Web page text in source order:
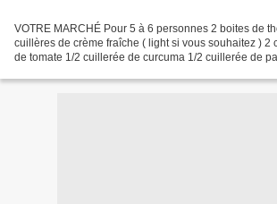
VOTRE MARCHÉ Pour 5 à 6 personnes 2 boites de
cuillères de crème fraîche ( light si vous souhaitez ) 2
de tomate 1/2 cuillerée de curcuma 1/2 cuillerée de